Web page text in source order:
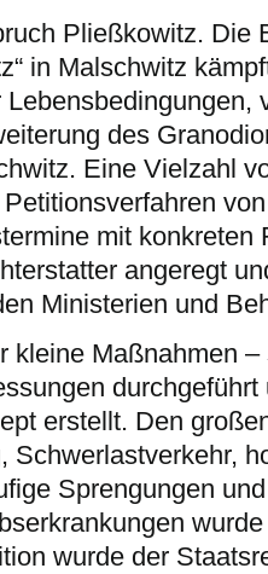
Pließkowitz. Die
in Malschwitz
des
Eine Vielzahl
mit konkreten
angeregt
Ministerien und
kleine Maßnahmen –
durchgeführt
erstellt. Den
Schwerlastverkehr,
Sprengungen
wurde der